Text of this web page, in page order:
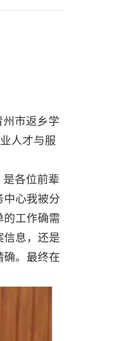
市返乡学
人才与服
各位前辈
中心我被分
的工作确需
信息，还是
确。最终在